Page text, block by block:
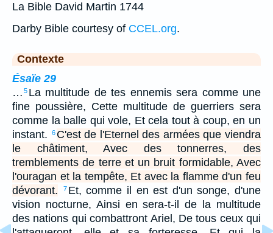
La Bible David Martin 1744
Darby Bible courtesy of CCEL.org.
Contexte
Ésaïe 29
… 5 La multitude de tes ennemis sera comme une
fine poussière, Cette multitude de guerriers sera
comme la balle qui vole, Et cela tout à coup, en un
instant.
6 C'est de l'Eternel des armées que viendra
le châtiment, Avec des tonnerres, des
tremblements de terre et un bruit formidable, Avec
l'ouragan et la tempête, Et avec la flamme d'un feu
dévorant.
7 Et, comme il en est d'un songe, d'une
vision nocturne, Ainsi en sera-t-il de la multitude
des nations qui combattront Ariel, De tous ceux qui